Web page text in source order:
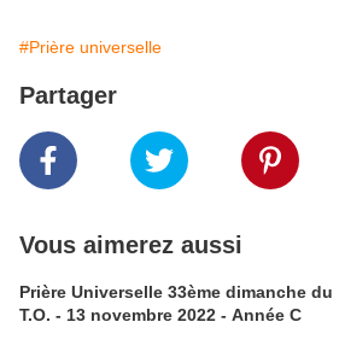
#Prière universelle
Partager
Vous aimerez aussi
Prière Universelle 33ème dimanche du
T.O. - 13 novembre 2022 - Année C